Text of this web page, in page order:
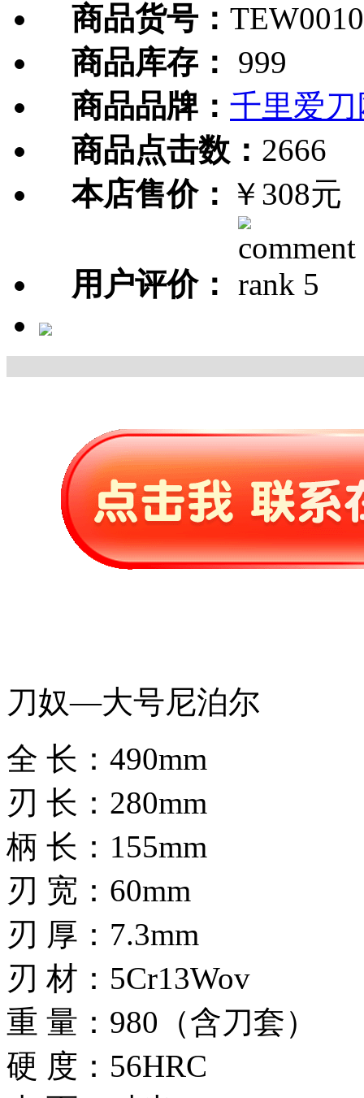
商品货号：
商品库存：
999
商品品牌： 千里爱刀
商品点击数： 2666
本店售价： ￥308元
用户评价：
刀奴—大号尼泊尔
全 长：490mm
刃 长：280mm
柄 长：155mm
刃 宽：60mm
刃 厚：7.3mm
刃 材：5Cr13Wov
重 量：980（含刀套）
硬 度：56HRC